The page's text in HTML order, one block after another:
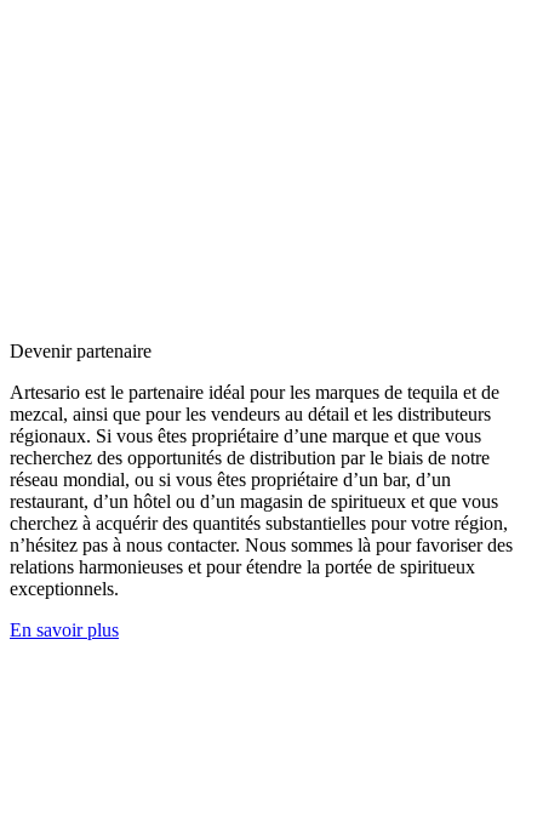
Devenir partenaire
Artesario est le partenaire idéal pour les marques de tequila et de
mezcal, ainsi que pour les vendeurs au détail et les distributeurs
régionaux. Si vous êtes propriétaire d’une marque et que vous
recherchez des opportunités de distribution par le biais de notre
réseau mondial, ou si vous êtes propriétaire d’un bar, d’un
restaurant, d’un hôtel ou d’un magasin de spiritueux et que vous
cherchez à acquérir des quantités substantielles pour votre région,
n’hésitez pas à nous contacter. Nous sommes là pour favoriser des
relations harmonieuses et pour étendre la portée de spiritueux
exceptionnels.
En savoir plus